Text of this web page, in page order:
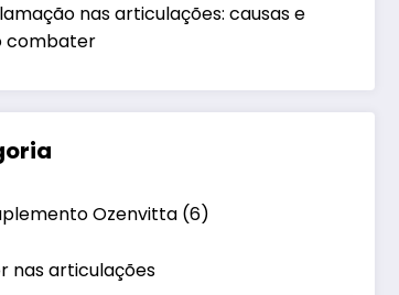
nas articulações: causas e
combater
Ozenvitta 66
nas articulações